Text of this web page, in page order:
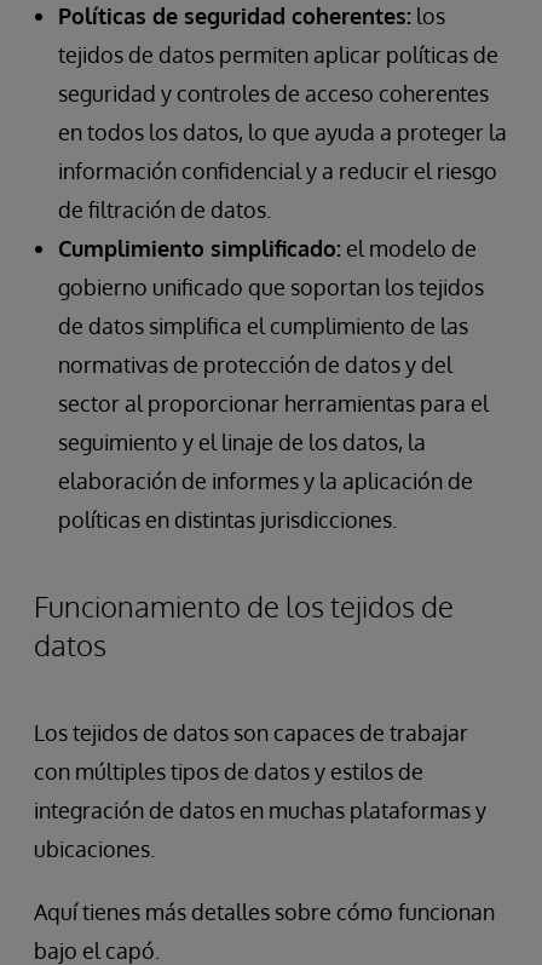
Políticas de seguridad coherentes: los
tejidos de datos permiten aplicar políticas de
seguridad y controles de acceso coherentes
en todos los datos, lo que ayuda a proteger la
información confidencial y a reducir el riesgo
de filtración de datos.
Cumplimiento simplificado: el modelo de
gobierno unificado que soportan los tejidos
de datos simplifica el cumplimiento de las
normativas de protección de datos y del
sector al proporcionar herramientas para el
seguimiento y el linaje de los datos, la
elaboración de informes y la aplicación de
políticas en distintas jurisdicciones.
Funcionamiento de los tejidos de
datos
Los tejidos de datos son capaces de trabajar
con múltiples tipos de datos y estilos de
integración de datos en muchas plataformas y
ubicaciones.
Aquí tienes más detalles sobre cómo funcionan
bajo el capó.